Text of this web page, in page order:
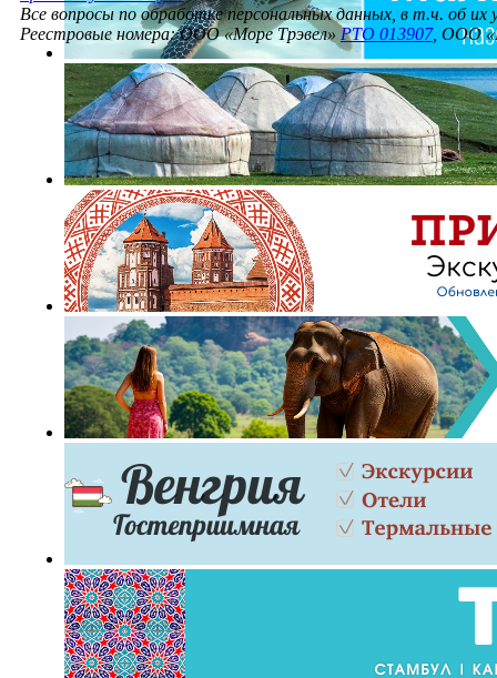
Все вопросы по обработке персональных данных, в т.ч. об их
Реестровые номера: ООО «Море Трэвел» РТО 013907, ООО